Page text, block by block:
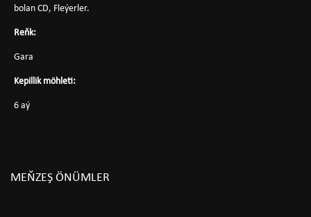
bolan CD, Fleýerler.
Reňk:
Gara
Kepillik möhleti:
6 aý
MEŇZEŞ ÖNÜMLER